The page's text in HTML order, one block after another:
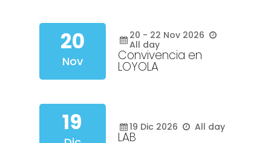
20
Nov
20 - 22 Nov 2026
All day
Convivencia en
LOYOLA
19 19 Dic 2026 All day
LAB